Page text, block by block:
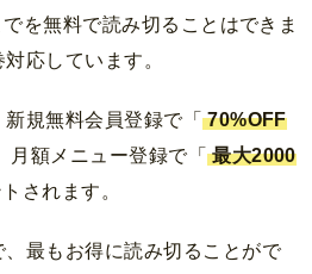
を無料で読み切ることはできま
応しています。
規無料会員登録で「 70%OFF
月額メニュー登録で「 最大2000
されます。
最もお得に読み切ることがで